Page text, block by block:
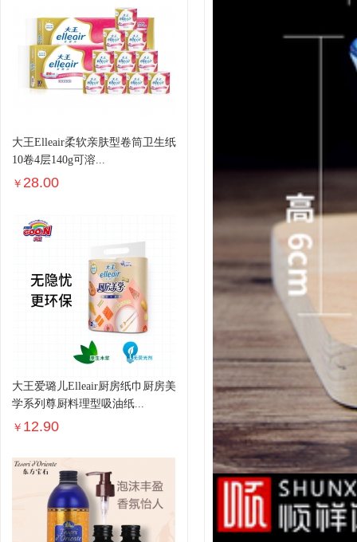
大王Elleair柔软亲肤型卷筒卫生纸
10卷4层140g可溶...
￥ 28.00
大王爱璐儿Elleair厨房纸巾厨房美
学系列尊厨料理型吸油纸...
￥ 12.90